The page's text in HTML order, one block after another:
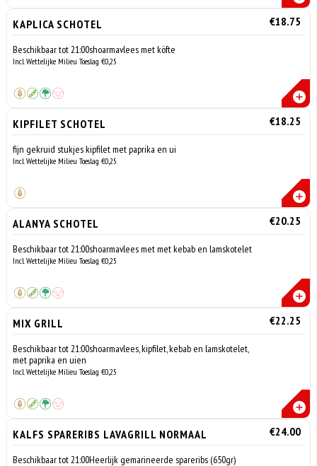
KAPLICA SCHOTEL €18.75
Beschikbaar tot 21:00shoarmavlees met köfte
Incl. Wettelijke Milieu Toeslag €0,25
KIPFILET SCHOTEL €18.25
fijn gekruid stukjes kipfilet met paprika en ui
Incl. Wettelijke Milieu Toeslag €0,25
ALANYA SCHOTEL €20.25
Beschikbaar tot 21:00shoarmavlees met met kebab en lamskotelet
Incl. Wettelijke Milieu Toeslag €0,25
MIX GRILL €22.25
Beschikbaar tot 21:00shoarmavlees, kipfilet, kebab en lamskotelet,
met paprika en uien
Incl. Wettelijke Milieu Toeslag €0,25
KALFS SPARERIBS LAVAGRILL NORMAAL €24.00
Beschikbaar tot 21:00Heerlijk gemarineerde spareribs (650gr)